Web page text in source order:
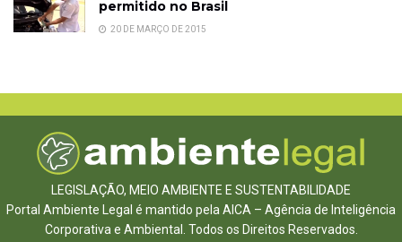
permitido no Brasil
20 DE MARÇO DE 2015
LEGISLAÇÃO, MEIO AMBIENTE E SUSTENTABILIDADE
Portal Ambiente Legal é mantido pela AICA – Agência de Inteligência
Corporativa e Ambiental. Todos os Direitos Reservados.